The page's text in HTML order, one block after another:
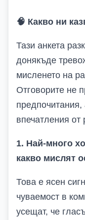
🧠 Какво ни
Тази анкета
донякъде
мисленето на
Отговорите не
предпочитания,
впечатления от
1. Най-много
какво мислят
Това е ясен
чуваемост в
усещат, че